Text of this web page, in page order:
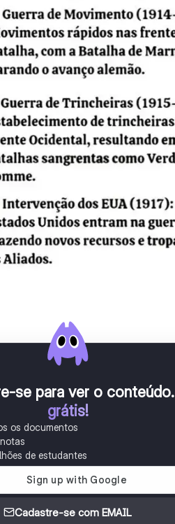
se para ver o conteúdo.
grátis!
os documentos
de estudantes
Cadastre-se com EMAIL